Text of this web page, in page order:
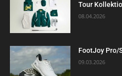
Tour
08.04.2026
FootJoy Pro/
09.03.2026